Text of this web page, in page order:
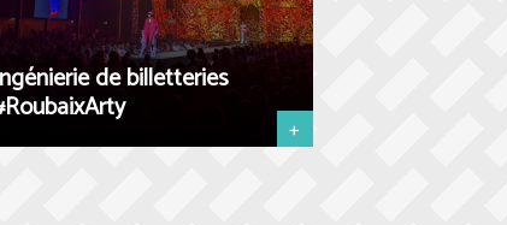
de billetteries
+